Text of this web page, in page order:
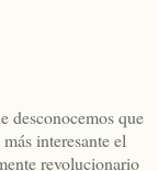
desconocemos que
interesante el
revolucionario